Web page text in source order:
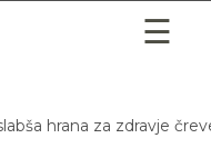
hrana za zdravje